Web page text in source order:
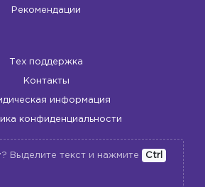
Рекомендации
Тех поддержка
Контакты
информация
конфиденциальности
Выделите текст и нажмите
Ctrl